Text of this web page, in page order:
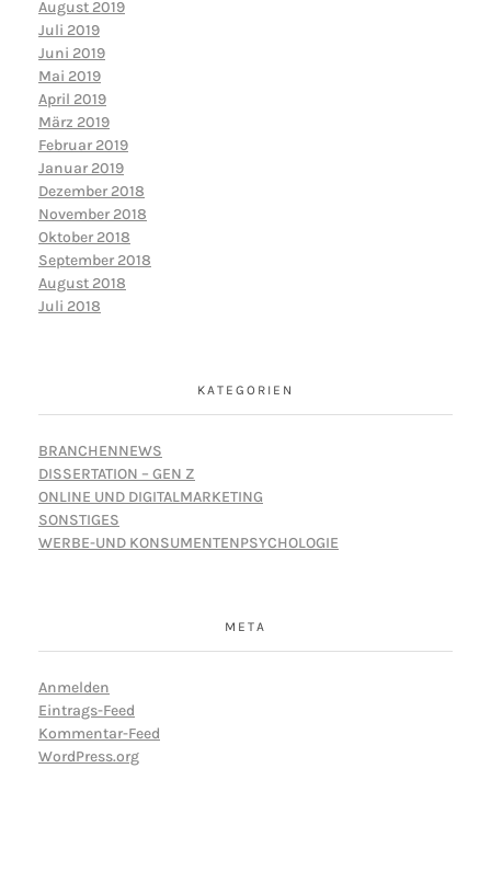
August 2019
Juli 2019
Juni 2019
Mai 2019
April 2019
März 2019
Februar 2019
Januar 2019
Dezember 2018
November 2018
Oktober 2018
September 2018
August 2018
Juli 2018
KATEGORIEN
BRANCHENNEWS
DISSERTATION – GEN Z
ONLINE UND DIGITALMARKETING
SONSTIGES
WERBE-UND KONSUMENTENPSYCHOLOGIE
META
Anmelden
Eintrags-Feed
Kommentar-Feed
WordPress.org